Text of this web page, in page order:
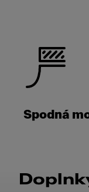
Spodná